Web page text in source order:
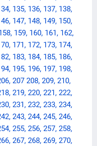
135, 136, 137, 138,
147, 148, 149, 150,
159, 160, 161, 162,
171, 172, 173, 174,
183, 184, 185, 186,
195, 196, 197, 198,
207 208, 209, 210,
219, 220, 221, 222,
231, 232, 233, 234,
243, 244, 245, 246,
255, 256, 257, 258,
267, 268, 269, 270,